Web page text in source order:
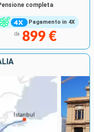
Pagamento in 4X
completa
da 899 €